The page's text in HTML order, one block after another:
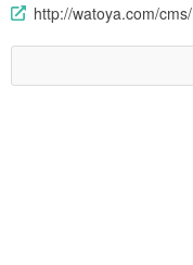
http://watoya.com/cms/